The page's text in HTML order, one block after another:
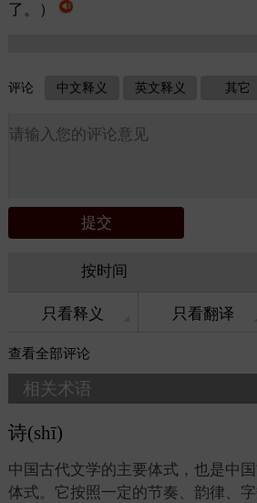
了。）
评论 中文释义 英文释义 其它
按时间
只看释义 只看翻译
查看全部评论
相关术语
诗(shī)
中国古代文学的主要体式，也是中
体式。它按照一定的节奏、韵律、